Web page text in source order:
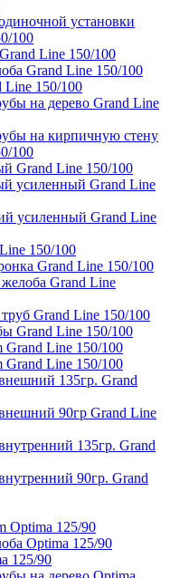
установки
100
Line 150/100
Grand Line 150/100
Line 150/100
на дерево Grand Line
на кирпичную стену
100
Grand Line 150/100
усиленный Grand Line
усиленный Grand Line
150/100
Grand Line 150/100
Grand Line
Grand Line 150/100
Grand Line 150/100
Grand Line 150/100
Grand Line 150/100
135гр. Grand
90гр Grand Line
135гр. Grand
90гр. Grand
Optima 125/90
Optima 125/90
125/90